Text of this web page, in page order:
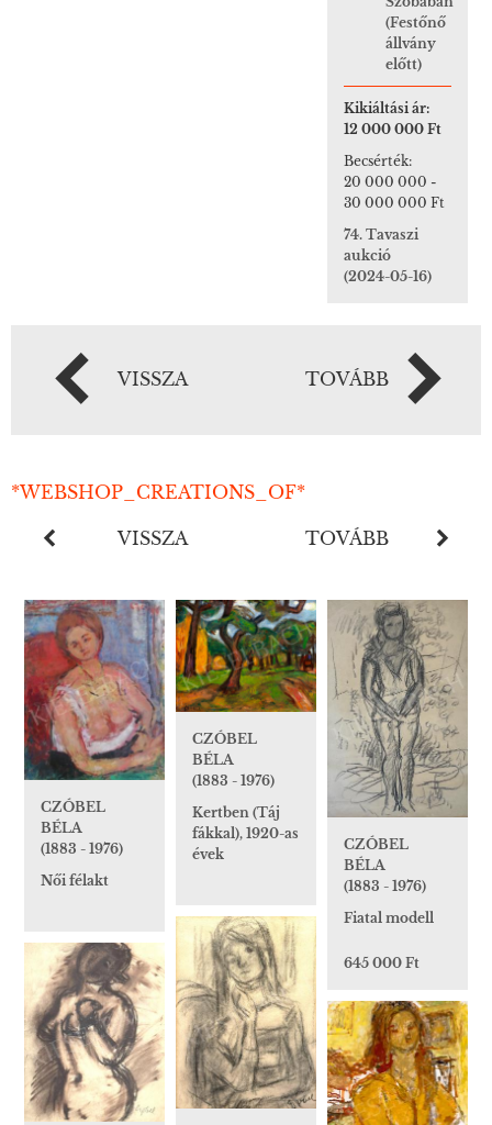
(Festőnő
állvány
előtt)
Kikiáltási ár:
12 000 000 Ft
Becsérték:
20 000 000 -
30 000 000 Ft
74. Tavaszi
aukció
(2024-05-16)
VISSZA TOVÁBB
*WEBSHOP_CREATIONS_OF*
VISSZA TOVÁBB
CZÓBEL
BÉLA
(1883 - 1976)
Női félakt
CZÓBEL
BÉLA
(1883 - 1976)
Kertben (Táj
fákkal), 1920-as
évek
CZÓBEL
BÉLA
(1883 - 1976)
Fiatal modell
645 000 Ft